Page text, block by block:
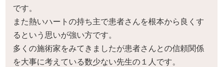
です。
また熱いハートの持ち主で患者さんを根本から良くす
るという思いが強い方です。
多くの施術家をみてきましたが患者さんとの信頼関係
を大事に考えている数少ない先生の１人です。